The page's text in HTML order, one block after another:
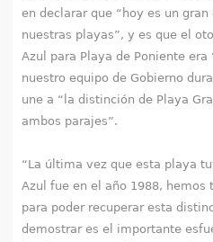
en declarar que “hoy es un
nuestras playas”, y es que el
Azul para Playa de Poniente
nuestro equipo de Gobierno
une a “la distinción de Playa
ambos parajes”.
“La última vez que esta playa
Azul fue en el año 1988, hemos
para poder recuperar esta
demostrar es el importante